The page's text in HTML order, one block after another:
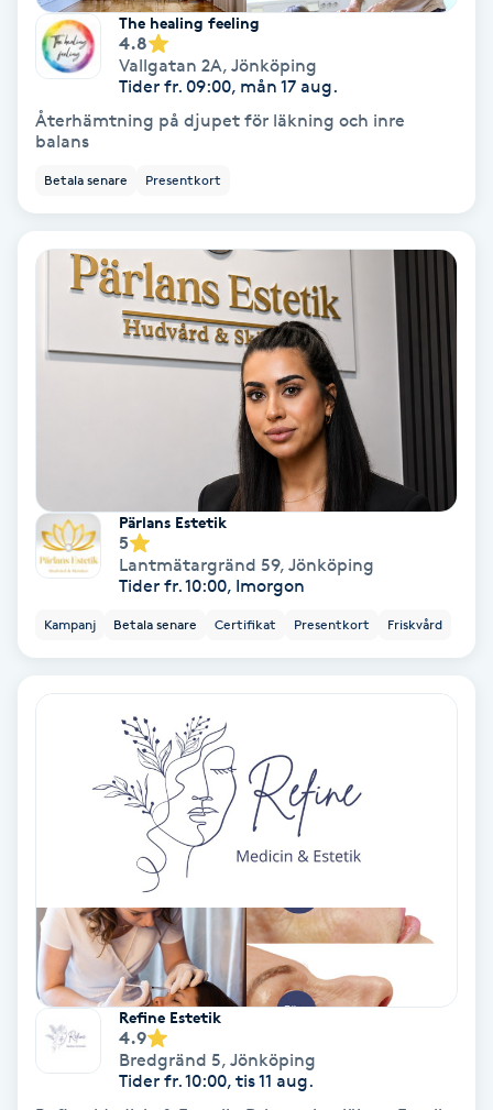
Klippning & Slingor
Kostrådgivning
Kroppsinpackning
Kärlbehandling
Laserbehandling
LPG-behandling
LPG-massage
Luggklippning
The healing feeling
4.8
Vallgatan 2A, Jönköping
Tider fr. 09:00, mån 17 aug.
Återhämtning på djupet för läkning och inre
balans
Betala senare Presentkort
Pärlans Estetik
5
Lantmätargränd 59, Jönköping
Tider fr. 10:00, Imorgon
Kampanj Betala senare Certifikat Presentkort Friskvård
Refine Estetik
4.9
Bredgränd 5, Jönköping
Tider fr. 10:00, tis 11 aug.